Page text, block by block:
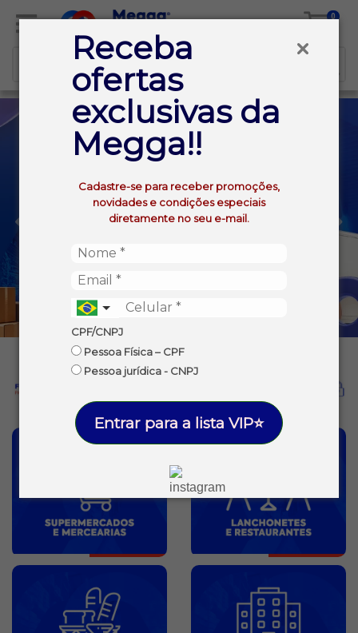
Receba
ofertas
exclusivas da
Megga!!
Cadastre-se para receber promoções,
novidades e condições especiais
diretamente no seu e-mail.
CPF/CNPJ
Pessoa Física – CPF
Pessoa jurídica - CNPJ
Entrar para a lista VIP⭐
0